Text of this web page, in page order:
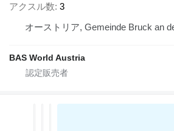
アクスル数 3
オーストリア, Gemeinde Bruck an
BAS World Austria